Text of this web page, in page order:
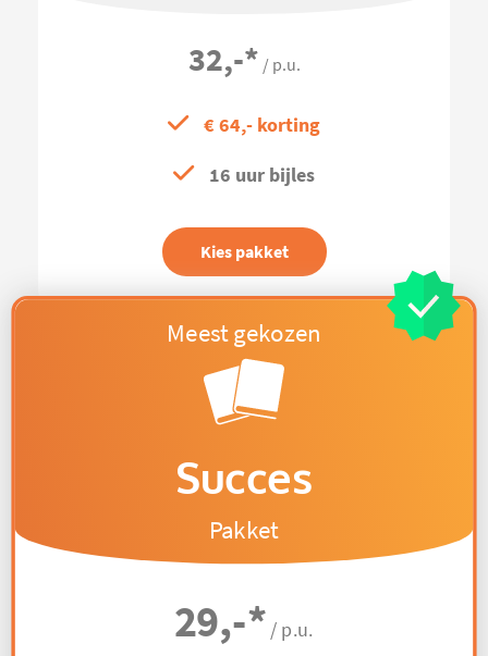
32,-* / p.u.
€ 64,- korting
16 uur bijles
Kies pakket
Succes
Pakket
29,-* / p.u.